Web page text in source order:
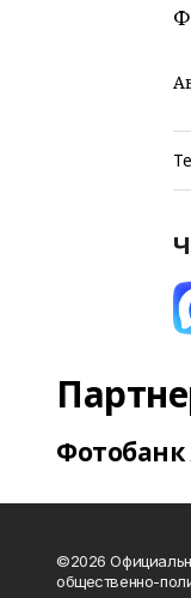
©2026
общественно-